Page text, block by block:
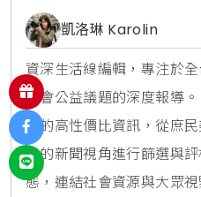
凱洛琳 Karolin
資深生活線編輯，專注於
社會公益議題的深度報導
力的高性價比資訊，從庶
銳的新聞視角進行篩選與評
態，連結社會資源與大眾